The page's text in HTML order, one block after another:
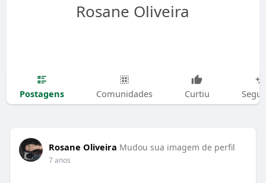
Rosane Oliveira
Postagens Comunidades Curtiu
Rosane Oliveira Mudou sua imagem de perfil
7 anos